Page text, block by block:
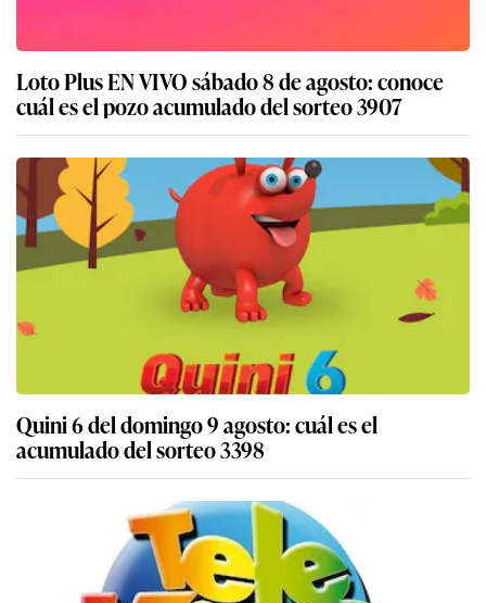
Loto Plus EN VIVO sábado 8 de agosto: conoce
cuál es el pozo acumulado del sorteo 3907
Quini 6 del domingo 9 agosto: cuál es el
acumulado del sorteo 3398